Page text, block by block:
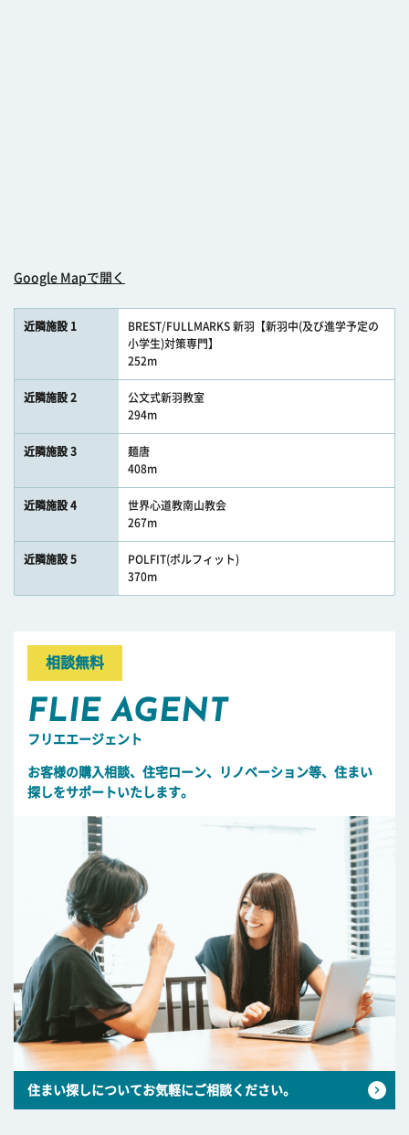
Google Mapで開く
近隣施設 1
BREST/FULLMARKS 新羽【新羽中(及び進学予定の
小学生)対策専門】
252m
近隣施設 2
公文式新羽教室
294m
近隣施設 3
麺唐
408m
近隣施設 4
世界心道教南山教会
267m
近隣施設 5
POLFIT(ポルフィット)
370m
相談無料
FLIE AGENT
フリエエージェント
お客様の購入相談、住宅ローン、リノベーション等、住まい
探しをサポートいたします。
住まい探しについてお気軽にご相談ください。